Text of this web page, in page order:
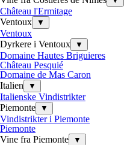
Château l'Ermitage
Ventoux
▼
Ventoux
Dyrkere i Ventoux
▼
Domaine Hautes Briguieres
Château Pesquié
Domaine de Mas Caron
Italien
▼
Italienske Vindistrikter
Piemonte
▼
Vindistrikter i Piemonte
Piemonte
Vine fra Piemonte
▼